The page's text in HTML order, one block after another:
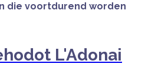
die voortdurend worden
L'Adonai